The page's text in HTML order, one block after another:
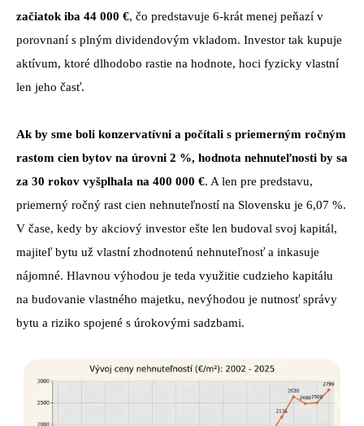
začiatok iba 44 000 €, čo predstavuje 6-krát menej peňazí v
porovnaní s plným dividendovým vkladom. Investor tak kupuje
aktívum, ktoré dlhodobo rastie na hodnote, hoci fyzicky vlastní
len jeho časť.
Ak by sme boli konzervatívni a počítali s priemerným ročným
rastom cien bytov na úrovni 2 %, hodnota nehnuteľnosti by sa
za 30 rokov vyšplhala na 400 000 €. A len pre predstavu,
priemerný ročný rast cien nehnuteľností na Slovensku je 6,07 %.
V čase, kedy by akciový investor ešte len budoval svoj kapitál,
majiteľ bytu už vlastní zhodnotenú nehnuteľnosť a inkasuje
nájomné. Hlavnou výhodou je teda využitie cudzieho kapitálu
na budovanie vlastného majetku, nevýhodou je nutnosť správy
bytu a riziko spojené s úrokovými sadzbami.